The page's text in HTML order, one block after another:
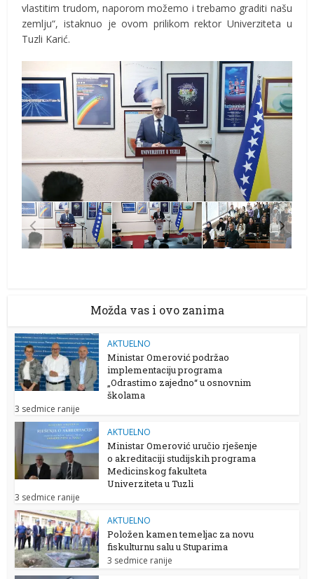
vlastitim trudom, naporom možemo i trebamo graditi našu
zemlju“, istaknuo je ovom prilikom rektor Univerziteta u
Tuzli Karić.
Možda vas i ovo zanima
AKTUELNO
Ministar Omerović podržao
implementaciju programa
„Odrastimo zajedno“ u osnovnim
školama
3 sedmice ranije
AKTUELNO
Ministar Omerović uručio rješenje
o akreditaciji studijskih programa
Medicinskog fakulteta
Univerziteta u Tuzli
3 sedmice ranije
AKTUELNO
Položen kamen temeljac za novu
fiskulturnu salu u Stuparima
3 sedmice ranije